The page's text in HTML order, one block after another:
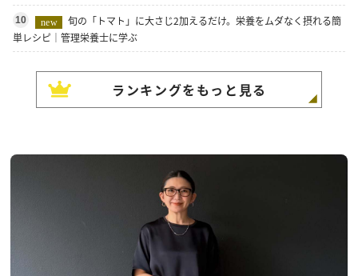
10 new
旬の「トマト」に大さじ2加えるだけ。栄養をムダなく摂れる簡
単レシピ｜管理栄養士に学ぶ
ランキングをもっと見る